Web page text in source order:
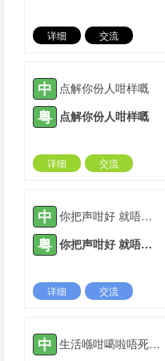
详细
交流
中 点解你份人咁样嘅
粤 点解你份人咁样嘅
详细
交流
中 你把声咁好 就唔好食烟
粤 你把声咁好 就唔好食烟
详细
交流
中 生活喺咁噶啦唔死已经比面你啦